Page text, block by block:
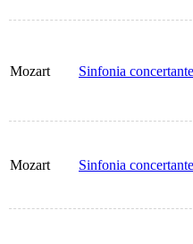
Mozart Sinfonia
Mozart Sinfonia